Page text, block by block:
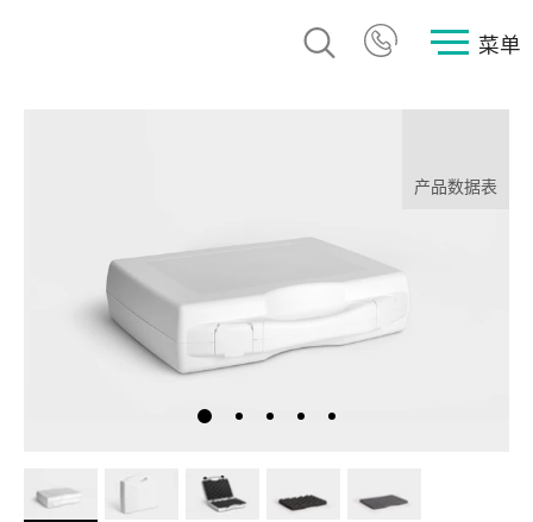
菜单
产品数据表